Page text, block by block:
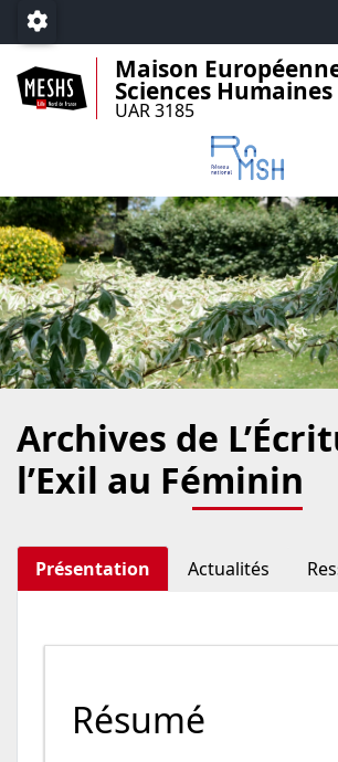
Accéder au menu principal
Accéder au contenu
Paramétrage
Maison
Sciences
UAR 3185
Archives de
l’Exil au Féminin
Présentation Actualités
Résumé